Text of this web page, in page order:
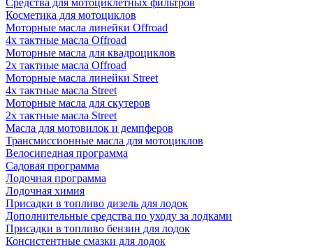
Средства для мотоциклетных фильтров
Косметика для мотоциклов
Моторные масла линейки Offroad
4х тактные масла Offroad
Моторные масла для квадроциклов
2х тактные масла Offroad
Моторные масла линейки Street
4х тактные масла Street
Моторные масла для скутеров
2х тактные масла Street
Масла для мотовилок и демпферов
Трансмиссионные масла для мотоциклов
Велосипедная программа
Садовая программа
Лодочная программа
Лодочная химия
Присадки в топливо дизель для лодок
Дополнительные средства по уходу за лодками
Присадки в топливо бензин для лодок
Консистентные смазки для лодок